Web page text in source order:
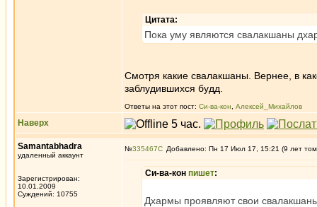
Цитата:
Пока уму являются свалакшаны
Смотря какие свалакшаны. Вернее, в
заблудившихся будд.
Ответы на этот пост: Си-ва-кон Алексей_Михайлов
Наверх
Samantabhadra
удаленный аккаунт
Зарегистрирован:
10.01.2009
Суждений: 10755
№335467 Добавлено: Пн 17 Июл 17, 15:21 (9 лет
Си-ва-кон пишет:
Дхармы проявляют свои